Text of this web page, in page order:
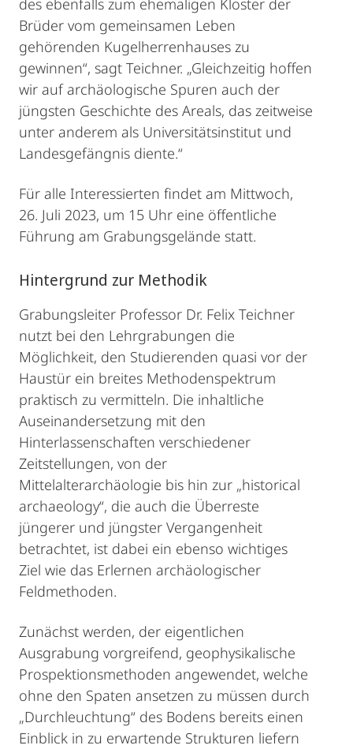
des ebenfalls zum ehemaligen Kloster der
Brüder vom gemeinsamen Leben
gehörenden Kugelherrenhauses zu
gewinnen“, sagt Teichner. „Gleichzeitig hoffen
wir auf archäologische Spuren auch der
jüngsten Geschichte des Areals, das zeitweise
unter anderem als Universitätsinstitut und
Landesgefängnis diente.“
Für alle Interessierten findet am Mittwoch,
26. Juli 2023, um 15 Uhr eine öffentliche
Führung am Grabungsgelände statt.
Hintergrund zur Methodik
Grabungsleiter Professor Dr. Felix Teichner
nutzt bei den Lehrgrabungen die
Möglichkeit, den Studierenden quasi vor der
Haustür ein breites Methodenspektrum
praktisch zu vermitteln. Die inhaltliche
Auseinandersetzung mit den
Hinterlassenschaften verschiedener
Zeitstellungen, von der
Mittelalterarchäologie bis hin zur „historical
archaeology“, die auch die Überreste
jüngerer und jüngster Vergangenheit
betrachtet, ist dabei ein ebenso wichtiges
Ziel wie das Erlernen archäologischer
Feldmethoden.
Zunächst werden, der eigentlichen
Ausgrabung vorgreifend, geophysikalische
Prospektionsmethoden angewendet, welche
ohne den Spaten ansetzen zu müssen durch
„Durchleuchtung“ des Bodens bereits einen
Einblick in zu erwartende Strukturen liefern